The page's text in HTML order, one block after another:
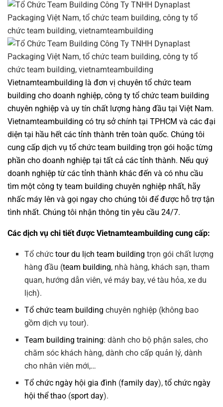
Vietnamteambuilding là đơn vị chuyên tổ chức team
building cho doanh nghiệp, công ty tổ chức team building
chuyên nghiệp và uy tín chất lượng hàng đầu tại Việt Nam.
Vietnamteambuilding có trụ sở chính tại TPHCM và các đại
diện tại hầu hết các tỉnh thành trên toàn quốc. Chúng tôi
cung cấp dịch vụ tổ chức team building trọn gói hoặc từng
phần cho doanh nghiệp tại tất cả các tỉnh thành. Nếu quý
doanh nghiệp từ các tỉnh thành khác đến và có nhu cầu
tìm một công ty team building chuyên nghiệp nhất, hãy
nhấc máy lên và gọi ngay cho chúng tôi để được hỗ trợ tận
tình nhất. Chúng tôi nhận thông tin yêu cầu 24/7.
Các dịch vụ chi tiết được Vietnamteambuilding cung cấp:
Tổ chứctour du lịch team building trọn gói chất lượng
hàng đầu (team building, nhà hàng, khách sạn, tham
quan, hướng dẫn viên, vé máy bay, vé tàu hỏa, xe du
lịch).
Tổ chức team building chuyên nghiệp (không bao
gồm dịch vụ tour).
Team building training: dành cho bộ phận sales, cho
chăm sóc khách hàng, dành cho cấp quản lý, dành
cho nhân viên mới,…
Tổ chức ngày hội gia đình (family day),tổ chức ngày
hội thể thao (sport day).